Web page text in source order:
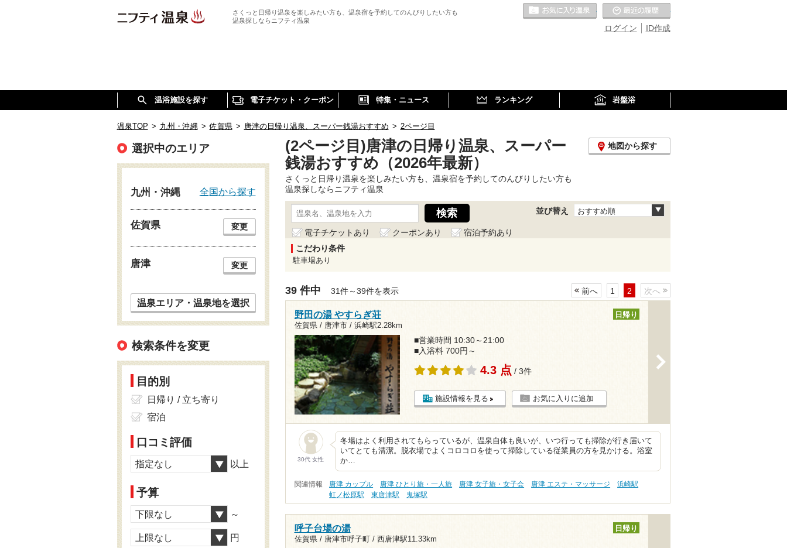
さくっと日帰り温泉を楽しみたい方も、温泉宿を予約してのんびりしたい方も
温泉探しならニフティ温泉
ID作成
ログイン
お気に入りの温泉
温浴施設を探す 電子チケット・クーポン 特集・ニュース ランキング 岩盤浴
温泉TOP > 九州・沖縄 > 佐賀県 > 唐津の日帰り温泉、スーパー銭湯おすすめ > 2ページ目
(2ページ目)唐津の日帰り温泉、スーパー
銭湯おすすめ（2026年最新）
地図から探す
さくっと日帰り温泉を楽しみたい方も、温泉宿を予約してのんびりしたい方も
温泉探しならニフティ温泉
並び替え おすすめ順
電子チケットあり クーポンあり
宿泊予約あり
こだわり条件
駐車場あり
39 件中 31件～39件を表示 前へ 1 2 次へ
野田の湯 やすらぎ荘
佐賀県 / 唐津市 / 浜崎駅2.28km
日帰り
■営業時間 10:30～21:00
■入浴料 700円～
4.3 点 / 3件
施設情報を見る お気に入りに追加
30代 女性
冬場はよく利用されてもらっているが、温泉自体も良いが、いつ行っても掃除が行き届いて
いてとても清潔。脱衣場でよくコロコロを使って掃除している従業員の方を見かける。浴室
か…
関連情報 唐津 カップル 唐津 ひとり旅・一人旅 唐津 女子旅・女子会 唐津 エステ・マッサージ
浜崎駅
虹ノ松原駅
東唐津駅 鬼塚駅
呼子台場の湯
佐賀県 / 唐津市呼子町 / 西唐津駅11.33km
日帰り
選択中のエリア
九州・沖縄 全国から探す
佐賀県 変更
唐津 変更
温泉エリア・温泉地を選択
検索条件を変更
目的別
日帰り / 立ち寄り
宿泊
口コミ評価
指定なし 以上
予算
下限なし ～
上限なし 円